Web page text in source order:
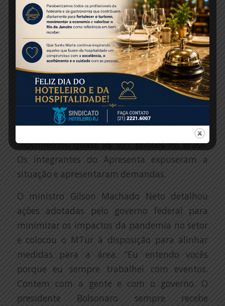
cada região. A primeira delas será no Rio de
Janeiro.
EVENTOS– Ainda durante a visita à cidade, os
representantes do governo federal também se
reuniram com representantes do setor de
eventos do Rio de Janeiro, um dos mais
afetados pelos impactos causados pela
pandemia de coronavírus. Em 2019, o
segmento de eventos e entretenimento
movimentou quase R$ 937 bilhões no Brasil.
Os integrantes do Apresenta expuseram a
situação e apresentaram demandas.
O ministro Gilson Machado Neto detalhou
ações adotadas pelo governo federal para
minimizar os impactos da pandemia no setor
e colocou o MTur à disposição para alinhar
medidas para a área. “Eu entendo vocês
porque eu sempre trabalhei com eventos.
Contem com a gente e com o governo. O
presidente Bolsonaro sempre recebe